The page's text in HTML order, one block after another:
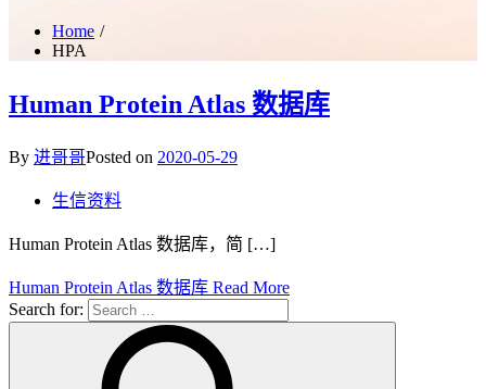
Home
HPA
Human Protein Atlas 数据库
By 进哥哥Posted on 2020-05-29
生信资料
Human Protein Atlas 数据库，简 […]
Human Protein Atlas 数据库 Read More
Search for: